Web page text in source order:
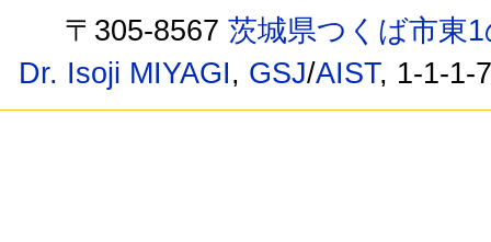
〒305-8567茨城県つくば市東
Dr. Isoji MIYAGI, GSJ/AIST, 1-1-1-